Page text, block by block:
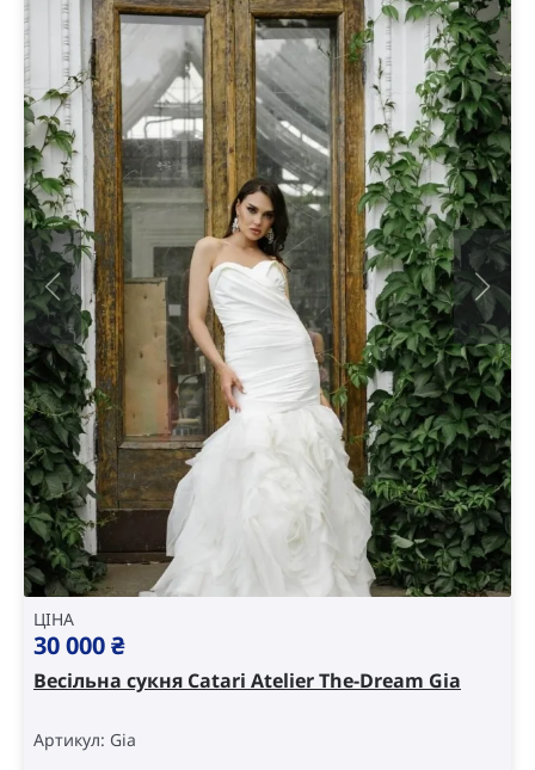
ЦІНА
30 000₴
Весільна сукня Catari Atelier The-Dream Gia
Артикул: Gia